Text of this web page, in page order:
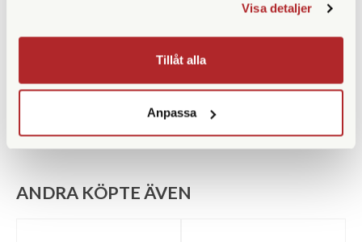
Visa detaljer
Tillåt alla
Anpassa
Väska | Rem | Frontlock |
ANDRA KÖPTE ÄVEN